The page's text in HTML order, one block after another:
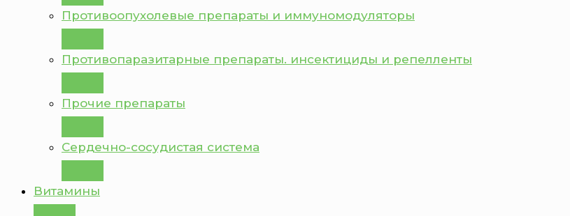
Противоопухолевые препараты и иммуномодуляторы
Противопаразитарные препараты. инсектициды и репелленты
Прочие препараты
Сердечно-сосудистая система
Витамины